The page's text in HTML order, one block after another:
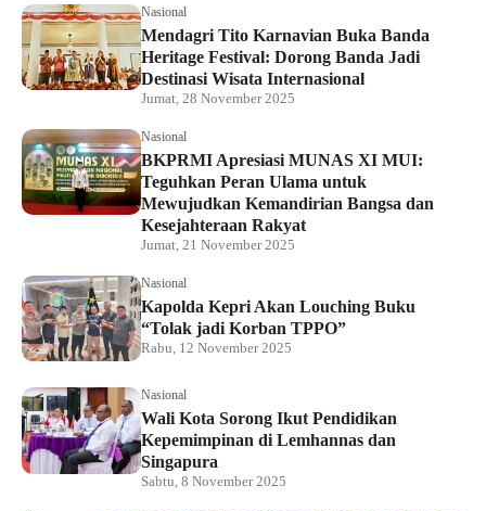
Nasional
Mendagri Tito Karnavian Buka Banda
Heritage Festival: Dorong Banda Jadi
Destinasi Wisata Internasional
Jumat, 28 November 2025
Nasional
BKPRMI Apresiasi MUNAS XI MUI:
Teguhkan Peran Ulama untuk
Mewujudkan Kemandirian Bangsa dan
Kesejahteraan Rakyat
Jumat, 21 November 2025
Nasional
Kapolda Kepri Akan Louching Buku
“Tolak jadi Korban TPPO”
Rabu, 12 November 2025
Nasional
Wali Kota Sorong Ikut Pendidikan
Kepemimpinan di Lemhannas dan
Singapura
Sabtu, 8 November 2025